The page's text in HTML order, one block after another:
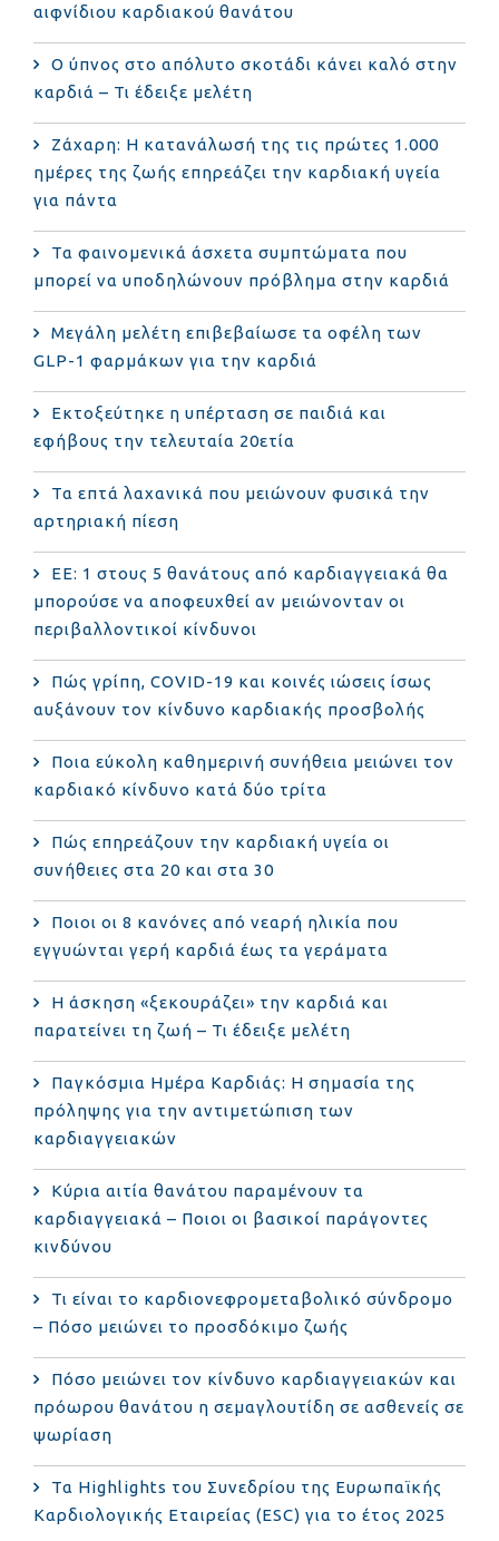
αιφνίδιου καρδιακού θανάτου
Ο ύπνος στο απόλυτο σκοτάδι κάνει καλό στην
καρδιά – Τι έδειξε μελέτη
Ζάχαρη: Η κατανάλωσή της τις πρώτες 1.000
ημέρες της ζωής επηρεάζει την καρδιακή υγεία
για πάντα
Τα φαινομενικά άσχετα συμπτώματα που
μπορεί να υποδηλώνουν πρόβλημα στην καρδιά
Μεγάλη μελέτη επιβεβαίωσε τα οφέλη των
GLP-1 φαρμάκων για την καρδιά
Εκτοξεύτηκε η υπέρταση σε παιδιά και
εφήβους την τελευταία 20ετία
Τα επτά λαχανικά που μειώνουν φυσικά την
αρτηριακή πίεση
ΕΕ: 1 στους 5 θανάτους από καρδιαγγειακά θα
μπορούσε να αποφευχθεί αν μειώνονταν οι
περιβαλλοντικοί κίνδυνοι
Πώς γρίπη, COVID-19 και κοινές ιώσεις ίσως
αυξάνουν τον κίνδυνο καρδιακής προσβολής
Ποια εύκολη καθημερινή συνήθεια μειώνει τον
καρδιακό κίνδυνο κατά δύο τρίτα
Πώς επηρεάζουν την καρδιακή υγεία οι
συνήθειες στα 20 και στα 30
Ποιοι οι 8 κανόνες από νεαρή ηλικία που
εγγυώνται γερή καρδιά έως τα γεράματα
Η άσκηση «ξεκουράζει» την καρδιά και
παρατείνει τη ζωή – Τι έδειξε μελέτη
Παγκόσμια Ημέρα Καρδιάς: Η σημασία της
πρόληψης για την αντιμετώπιση των
καρδιαγγειακών
Κύρια αιτία θανάτου παραμένουν τα
καρδιαγγειακά – Ποιοι οι βασικοί παράγοντες
κινδύνου
Τι είναι το καρδιονεφρομεταβολικό σύνδρομο
– Πόσο μειώνει το προσδόκιμο ζωής
Πόσο μειώνει τον κίνδυνο καρδιαγγειακών και
πρόωρου θανάτου η σεμαγλουτίδη σε ασθενείς σε
ψωρίαση
Τα Highlights του Συνεδρίου της Ευρωπαϊκής
Καρδιολογικής Εταιρείας (ESC) για το έτος 2025